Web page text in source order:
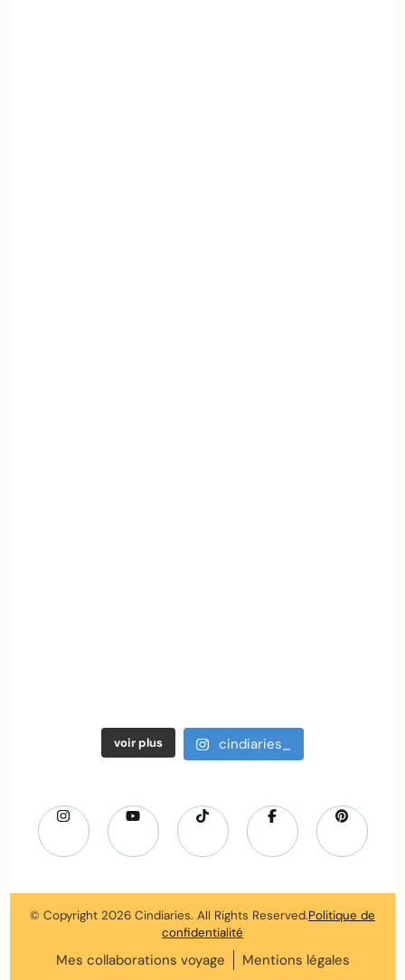
voir plus cindiaries_
© Copyright 2026 Cindiaries. All Rights Reserved.Politique de
confidentialité
Mes collaborations voyage Mentions légales